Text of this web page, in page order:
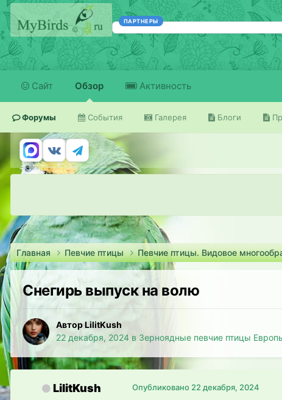
ПАРТНЕРЫ
Сайт Обзор
Форумы События Галерея Блоги
Активность
Главная Певчие птицы Певчие птицы. Видовое
Снегирь выпуск на волю
Автор LilitKush
22 декабря, 2024 в Зерноядные певчие птицы
LilitKush Опубликовано 22 декабря, 2024